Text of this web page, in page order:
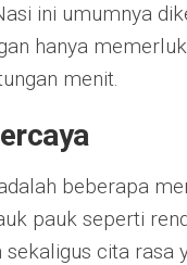
ini umumnya
hanya
menit.
beberapa
pauk seperti
cita rasa